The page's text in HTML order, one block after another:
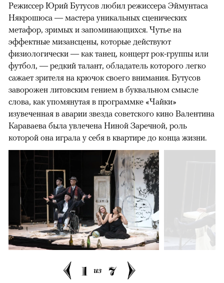
Режиссер Юрий Бутусов любил режиссера Эймунтаса
Някрошюса — мастера уникальных сценических
метафор, зримых и запоминающихся. Чутье на
эффектные мизансцены, которые действуют
физиологически — как танец, концерт рок-группы или
футбол, — редкий талант, обладатель которого легко
сажает зрителя на крючок своего внимания. Бутусов
заворожен литовским гением в буквальном смысле
слова, как упомянутая в программке «Чайки»
изувеченная в аварии звезда советского кино Валентина
Караваева была увлечена Ниной Заречной, роль
которой она играла у себя в квартире до конца жизни.
1 из 7